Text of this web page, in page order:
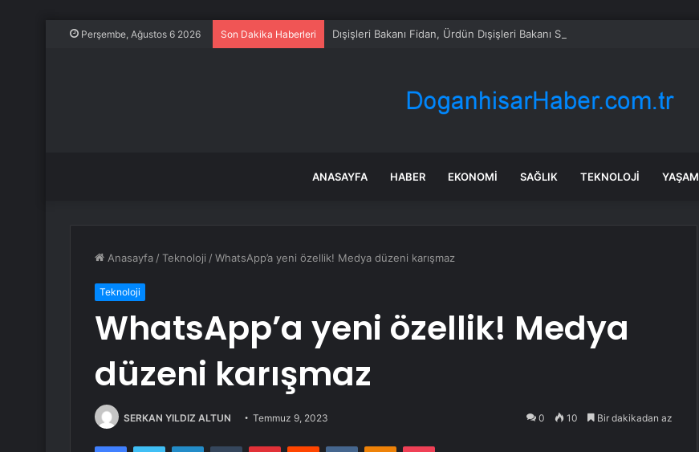
Perşembe, Ağustos 6 2026 Son Dakika Haberleri Dışişleri Bakanı Fidan, Ürdün Dışişleri Bakanı Safadi ile Telefonda Görüştü
ANASAYFA HABER EKONOMI SAĞLIK TEKNOLOJI YAŞAM
Anasayfa /Teknoloji /WhatsApp’a yeni özellik! Medya düzeni karışmaz
Teknoloji
WhatsApp’a yeni özellik! Medya
düzeni karışmaz
SERKAN YILDIZ ALTUN Temmuz 9, 2023 0 10 Bir dakikadan az
FacebookTwitter LinkedInTumblr PinterestReddit VKontakteOdnoklassniki
Pocket